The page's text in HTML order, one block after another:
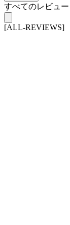
すべてのレビュー
[ALL-REVIEWS]